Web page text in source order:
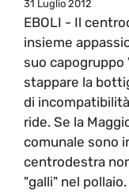
31 Luglio 2012
EBOLI - Il
insieme
suo capogruppo
stappare la
di
ride. Se la
comunale sono
centrodestra
"galli" nel